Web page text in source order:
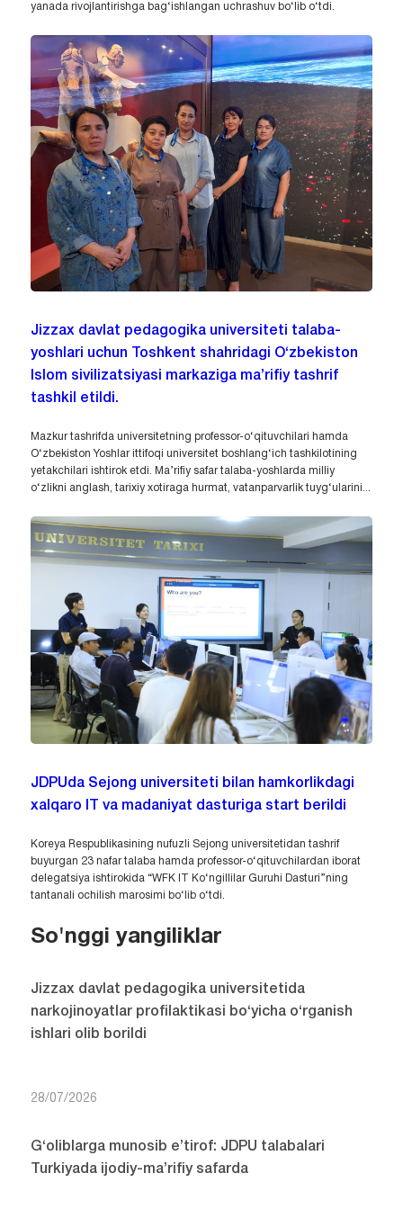
yanada rivojlantirishga bag‘ishlangan uchrashuv bo‘lib o‘tdi.
Jizzax davlat pedagogika universiteti talaba-
yoshlari uchun Toshkent shahridagi O‘zbekiston
Islom sivilizatsiyasi markaziga ma’rifiy tashrif
tashkil etildi.
Mazkur tashrifda universitetning professor-o‘qituvchilari hamda
O‘zbekiston Yoshlar ittifoqi universitet boshlang‘ich tashkilotining
yetakchilari ishtirok etdi. Ma’rifiy safar talaba-yoshlarda milliy
o‘zlikni anglash, tarixiy xotiraga hurmat, vatanparvarlik tuyg‘ularini...
JDPUda Sejong universiteti bilan hamkorlikdagi
xalqaro IT va madaniyat dasturiga start berildi
Koreya Respublikasining nufuzli Sejong universitetidan tashrif
buyurgan 23 nafar talaba hamda professor-o‘qituvchilardan iborat
delegatsiya ishtirokida “WFK IT Ko‘ngillilar Guruhi Dasturi”ning
tantanali ochilish marosimi bo‘lib o‘tdi.
So'nggi yangiliklar
Jizzax davlat pedagogika universitetida
narkojinoyatlar profilaktikasi bo‘yicha o‘rganish
ishlari olib borildi
28/07/2026
G‘oliblarga munosib e’tirof: JDPU talabalari
Turkiyada ijodiy-ma’rifiy safarda